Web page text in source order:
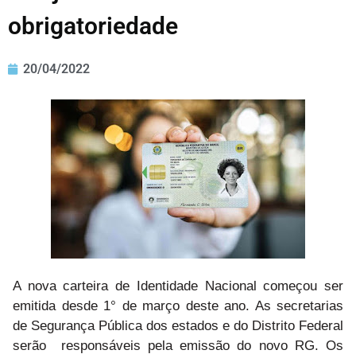
obrigatoriedade
20/04/2022
A nova carteira de Identidade Nacional começou ser
emitida desde 1° de março deste ano. As secretarias
de Segurança Pública dos estados e do Distrito Federal
serão responsáveis pela emissão do novo RG. Os